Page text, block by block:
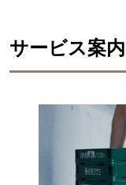
サービス案内